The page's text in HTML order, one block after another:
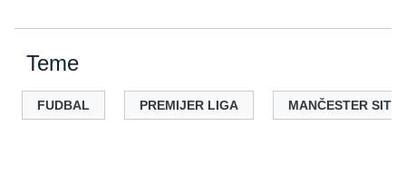
Teme
FUDBAL PREMIJER LIGA MANČESTER SITI